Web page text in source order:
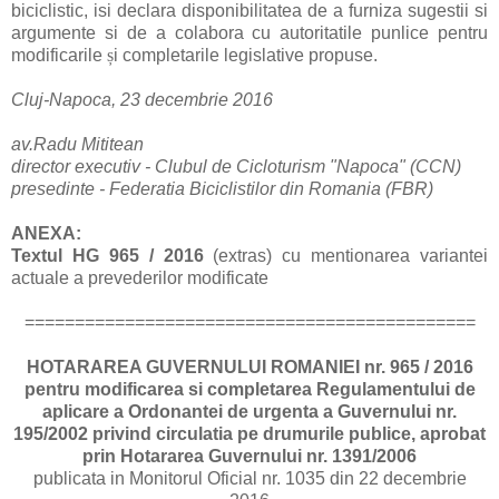
biciclistic, isi declara disponibilitatea de a furniza sugestii si
argumente si de a colabora cu autoritatile punlice pentru
modificarile și completarile legislative propuse.
Cluj-Napoca, 23 decembrie 2016
av.Radu Mititean
director executiv - Clubul de Cicloturism "Napoca" (CCN)
presedinte - Federatia Biciclistilor din Romania (FBR)
ANEXA:
Textul HG 965 / 2016(extras) cu mentionarea variantei
actuale a prevederilor modificate
=============================================
HOTARAREA GUVERNULUI ROMANIEI nr. 965 / 2016
pentru modificarea si completarea Regulamentului de
aplicare a Ordonantei de urgenta a Guvernului nr.
195/2002 privind circulatia pe drumurile publice, aprobat
prin Hotararea Guvernului nr. 1391/2006
publicata in Monitorul Oficial nr. 1035 din 22 decembrie